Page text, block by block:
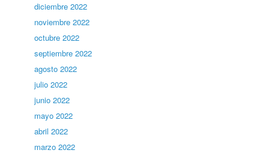
diciembre 2022
noviembre 2022
octubre 2022
septiembre 2022
agosto 2022
julio 2022
junio 2022
mayo 2022
abril 2022
marzo 2022